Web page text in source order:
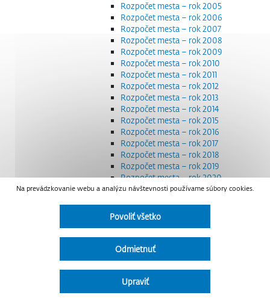
Rozpočet mesta – rok 2005
Rozpočet mesta – rok 2006
Rozpočet mesta – rok 2007
Rozpočet mesta – rok 2008
Rozpočet mesta – rok 2009
Rozpočet mesta – rok 2010
Rozpočet mesta – rok 2011
Rozpočet mesta – rok 2012
Rozpočet mesta – rok 2013
Rozpočet mesta – rok 2014
Rozpočet mesta – rok 2015
Rozpočet mesta – rok 2016
Rozpočet mesta – rok 2017
Rozpočet mesta – rok 2018
Rozpočet mesta – rok 2019
Rozpočet mesta – rok 2020
Rozpočet mesta – rok 2021
Rozpočet mesta – rok 2023
Rozpočet mesta – rok 2024
Rozpočet mesta – rok 2026
Strategické dokumenty
Transparentnosť a výdavky na štátnu reklamu
Úradná tabuľa
Na prevádzkovanie webu a analýzu návštevnosti používame súbory cookies.
Povoliť všetko
Odmietnuť
Upraviť